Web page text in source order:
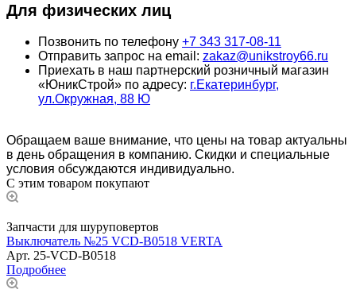
Для физических лиц
Позвонить по телефону +7 343 317-08-11
Отправить запрос на email: zakaz@unikstroy66.ru
Приехать в наш партнерский розничный магазин
«ЮникСтрой» по адресу: г.Екатеринбург,
ул.Окружная, 88 Ю
Обращаем ваше внимание, что цены на товар актуальны
в день обращения в компанию. Скидки и специальные
условия обсуждаются индивидуально.
С этим товаром покупают
Запчасти для шуруповертов
Выключатель №25 VCD-B0518 VERTA
Арт. 25-VCD-B0518
Подробнее